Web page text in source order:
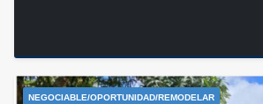
NEGOCIABLE/OPORTUNIDAD/REMODELAR